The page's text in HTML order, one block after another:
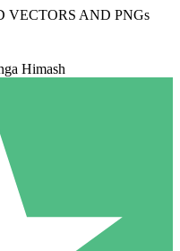
VECTORS AND PNGs
Himash